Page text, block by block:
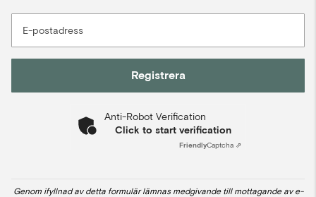
E-postadress
Registrera
Anti-Robot Verification
Click to start verification
FriendlyCaptcha ⇗
Genom ifyllnad av detta formulär lämnas medgivande till mottagande av e-